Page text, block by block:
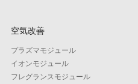
空気改善
プラズマモジュール
イオンモジュール
フレグランスモジュール